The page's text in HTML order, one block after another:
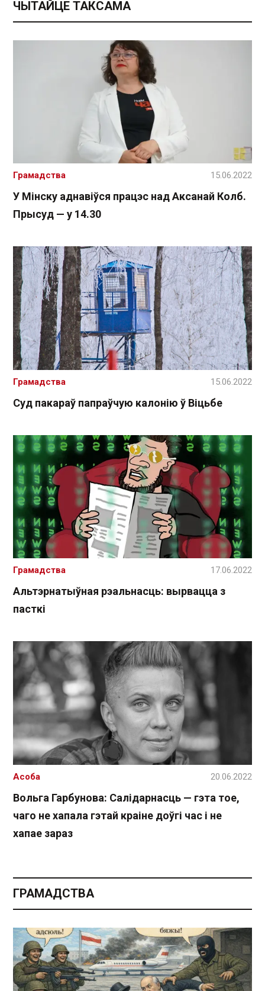
ЧЫТАЙЦЕ ТАКСАМА
У Мінску аднавіўся працэс над Аксанай Колб.
Прысуд — у 14.30
Грамадства 15.06.2022
Суд пакараў папраўчую калонію ў Віцьбе
Грамадства 15.06.2022
Альтэрнатыўная рэальнасць: вырвацца з
пасткі
Грамадства 17.06.2022
Вольга Гарбунова: Салідарнасць — гэта тое,
чаго не хапала гэтай краіне доўгі час і не
хапае зараз
Асоба 20.06.2022
ГРАМАДСТВА